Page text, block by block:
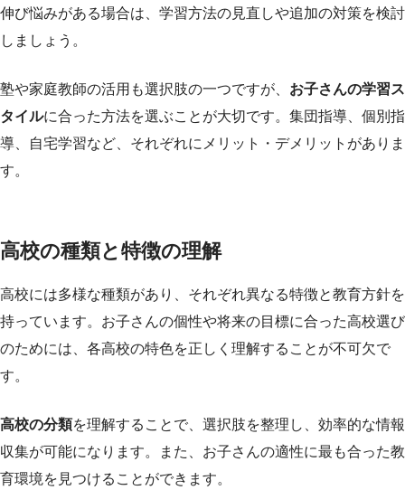
伸び悩みがある場合は、学習方法の見直しや追加の対策を検討
しましょう。
塾や家庭教師の活用も選択肢の一つですが、 お子さんの学習ス
タイルに合った方法を選ぶことが大切です。集団指導、個別指
導、自宅学習など、それぞれにメリット・デメリットがありま
す。
高校の種類と特徴の理解
高校には多様な種類があり、それぞれ異なる特徴と教育方針を
持っています。お子さんの個性や将来の目標に合った高校選び
のためには、各高校の特色を正しく理解することが不可欠で
す。
高校の分類を理解することで、選択肢を整理し、効率的な情報
収集が可能になります。また、お子さんの適性に最も合った教
育環境を見つけることができます。